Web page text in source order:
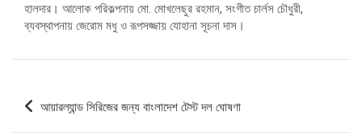
হালদার। আলোক পরিকল্পনায় মো. মোখলেছুর রহমান, সংগীত চার্লস চৌধুরী,
ব্যবস্থাপনায় জেরোম মধু ও রূপসজ্জায় যোহানা সূচনা দাস।
পোস্ট
ন্যাভিগেশন
আয়ারল্যান্ড সিরিজের জন্য বাংলাদেশ টেস্ট দল ঘোষণা